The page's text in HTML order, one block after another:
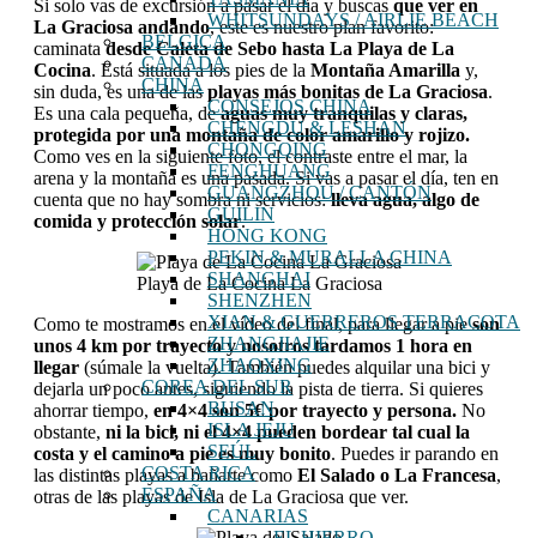
WHITSUNDAYS / AIRLIE BEACH
BÉLGICA
CANADÁ
CHINA
CONSEJOS CHINA
CHENGDU & LESHAN
CHONGQING
FENGHUANG
GUANGZHOU / CANTÓN
GUILIN
HONG KONG
PEKIN & MURALLA CHINA
SHANGHAI
SHENZHEN
XIAN & GUERREROS TERRACOTA
ZHANGJIAJIE
ZHAOXING
COREA DEL SUR
BUSAN
ISLA JEJU
SEÚL
COSTA RICA
ESPAÑA
CANARIAS
Si solo vas de excursión a pasar el día y buscas que ver en
La Graciosa andando, este es nuestro plan favorito:
caminatadesde Caleta de Sebo hasta La Playa de La
Cocina. Está situada a los pies de la Montaña Amarilla y,
sin duda, es una de lasplayas más bonitas de La Graciosa.
Es una cala pequeña, deaguas muy tranquilas y claras,
protegida por una montaña de color amarillo y rojizo.
Como ves en la siguiente foto, el contraste entre el mar, la
arena y la montaña es una pasada. Si vas a pasar el día, ten en
cuenta que no hay sombra ni servicios:lleva agua, algo de
comida y protección solar.
Playa de La Cocina La Graciosa
Como te mostramos en el vídeo del final, para llegar a pieson
unos 4 km por trayecto y nosotros tardamos 1 hora en
llegar (súmale la vuelta). También puedes alquilar una bici y
dejarla un poco antes, siguiendo la pista de tierra. Si quieres
ahorrar tiempo, en 4×4 son 5€ por trayecto y persona. No
obstante, ni la bici, ni el 4×4 pueden bordear tal cual la
costa y el camino a pie es muy bonito. Puedes ir parando en
las distintas playas a bañarte como El Salado o La Francesa,
otras de las playas de Isla de La Graciosa que ver.